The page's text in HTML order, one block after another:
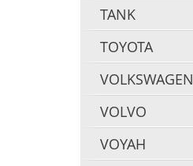
TANK
TOYOTA
VOLKSWAGEN
VOLVO
VOYAH